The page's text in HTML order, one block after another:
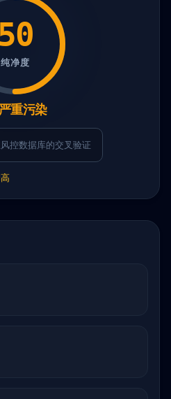
50
纯净度
重污染
控数据库的交叉验证